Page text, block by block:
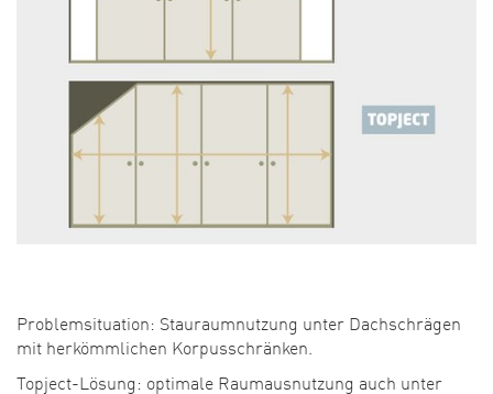
Problemsituation: Stauraumnutzung unter Dachschrägen
mit herkömmlichen Korpusschränken.
Topject-Lösung: optimale Raumausnutzung auch unter